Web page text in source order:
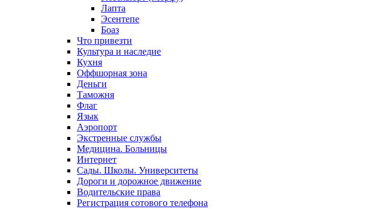
Лапта
Эсентепе
Боаз
Что привезти
Культура и наследие
Кухня
Оффшорная зона
Деньги
Таможня
Флаг
Язык
Аэропорт
Экстренные службы
Медицина. Больницы
Интернет
Сады. Школы. Университеты
Дороги и дорожное движение
Водительские права
Регистрация сотового телефона